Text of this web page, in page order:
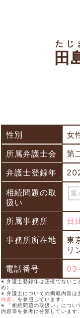
田
たじ
性別
女
所属弁護士会
第
弁護士登録年
相続問題の取
扱い
重
所属事務所
日
事務所所在地
東
リ
電話番号
※ 弁護士登録年は正確でないこ
め）。
※ 弁護士についての掲載内容は
検索」 を参照しています。
※ 「相続問題の取扱い」につい
内容等を参考に分類しています。